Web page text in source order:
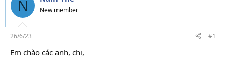
d
s
t
a
r
g
i
N New member
26/6/23 #1
Em chào các anh, chị,